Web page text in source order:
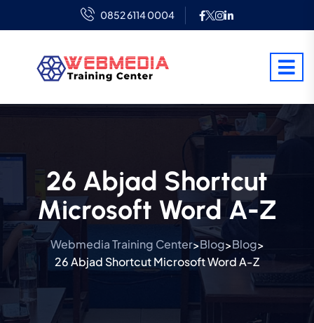
0852 6114 0004
26 Abjad Shortcut
Microsoft Word A-Z
Webmedia Training Center>Blog>Blog>
26 Abjad Shortcut Microsoft Word A-Z